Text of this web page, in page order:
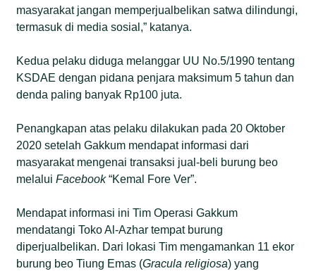
masyarakat jangan memperjualbelikan satwa dilindungi,
termasuk di media sosial,” katanya.
Kedua pelaku diduga melanggar UU No.5/1990 tentang
KSDAE dengan pidana penjara maksimum 5 tahun dan
denda paling banyak Rp100 juta.
Penangkapan atas pelaku dilakukan pada 20 Oktober
2020 setelah Gakkum mendapat informasi dari
masyarakat mengenai transaksi jual-beli burung beo
melaluiFacebook“Kemal Fore Ver”.
Mendapat informasi ini Tim Operasi Gakkum
mendatangi Toko Al-Azhar tempat burung
diperjualbelikan. Dari lokasi Tim mengamankan 11 ekor
burung beo Tiung Emas (Gracula religiosa) yang